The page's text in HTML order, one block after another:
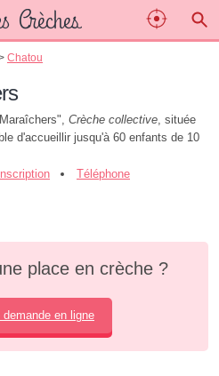
Chatou
Crèche collective, située
d'accueillir jusqu'à 60 enfants de 10
Inscription Téléphone
place en crèche ?
demande en ligne